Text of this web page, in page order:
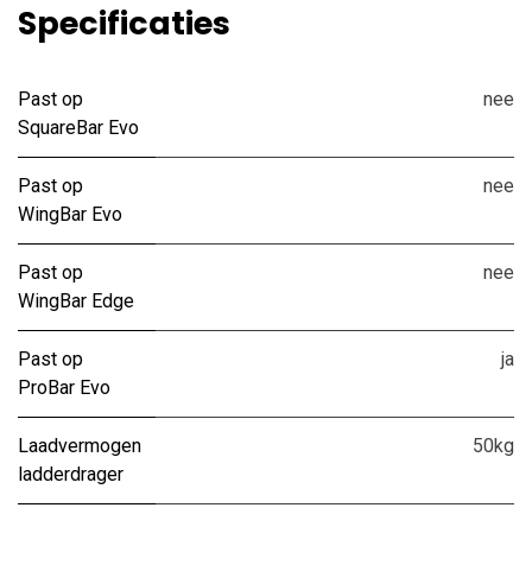
Specificaties
Past op
SquareBar Evo
nee
Past op
WingBar Evo
nee
Past op
WingBar Edge
nee
Past op
ProBar Evo
ja
Laadvermogen
ladderdrager
50kg